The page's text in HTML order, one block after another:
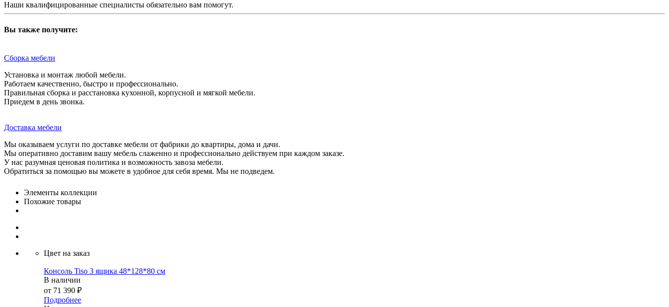
Наши квалифицированные специалисты обязательно вам помогут.
Вы также получите:
Сборка мебели
Установка и монтаж любой мебели.
Работаем качественно, быстро и профессионально.
Правильная сборка и расстановка кухонной, корпусной и мягкой мебели.
Приедем в день звонка.
Доставка мебели
Мы оказываем услуги по доставке мебели от фабрики до квартиры, дома и дачи.
Мы оперативно доставим вашу мебель слаженно и профессионально действуем при каждом заказе.
У нас разумная ценовая политика и возможность завоза мебели.
Обратиться за помощью вы можете в удобное для себя время. Мы не подведем.
Элементы коллекции
Похожие товары
Цвет на заказ
Консоль Tiso 3 ящика 48*128*80 см
В наличии
от 71 390 ₽
Подробнее